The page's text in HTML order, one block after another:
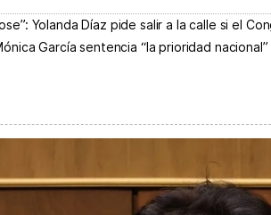
Yolanda Díaz pide salir a la calle si el
García sentencia “la prioridad